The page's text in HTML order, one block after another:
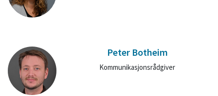
Peter Botheim
Kommunikasjonsrådgiver